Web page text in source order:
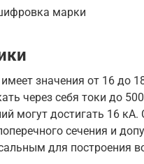
марки
значения от 16 до
через себя токи до
могут достигать 16
сечения и
для построения